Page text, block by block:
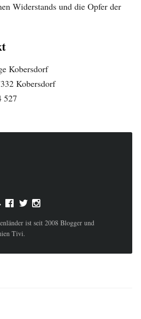
Widerstands und die Opfer der
Kobersdorf
Kobersdorf
527
ist seit 2008 Blogger und
Tivi.